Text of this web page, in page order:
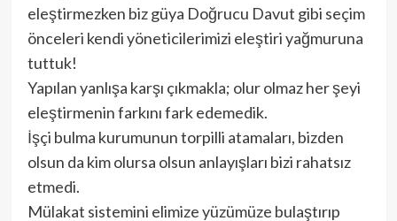
eleştirmezken biz güya Doğrucu Davut gibi seçim
önceleri kendi yöneticilerimizi eleştiri yağmuruna
tuttuk!
Yapılan yanlışa karşı çıkmakla; olur olmaz her şeyi
eleştirmenin farkını fark edemedik.
İşçi bulma kurumunun torpilli atamaları, bizden
olsun da kim olursa olsun anlayışları bizi rahatsız
etmedi.
Mülakat sistemini elimize yüzümüze bulaştırıp